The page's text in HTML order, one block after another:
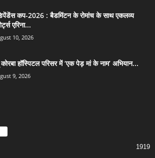
कप-2026 : बैडमिंटन के रोमांच के साथ एकलव्य
एरिना...
10, 2026
हॉस्पिटल परिसर में ‘एक पेड़ मां के नाम’ अभियान...
9, 2026
1919